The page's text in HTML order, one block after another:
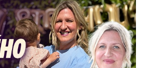
Z dárce spermatu pravý táta